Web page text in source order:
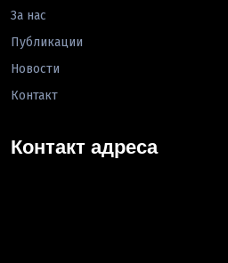
За нас
Публикации
Новости
Контакт
Контакт адреса